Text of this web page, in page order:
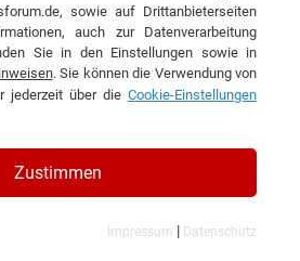
Gian Luca
sowie auf Drittanbieterseiten
auch zur Datenverarbeitung
Sie in den Einstellungen sowie in
. Sie können die Verwendung von
jederzeit über die Cookie-Einstellungen
Zustimmen
Impressum | Datenschutz